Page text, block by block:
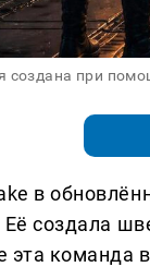
создана при
в
создала
эта команда